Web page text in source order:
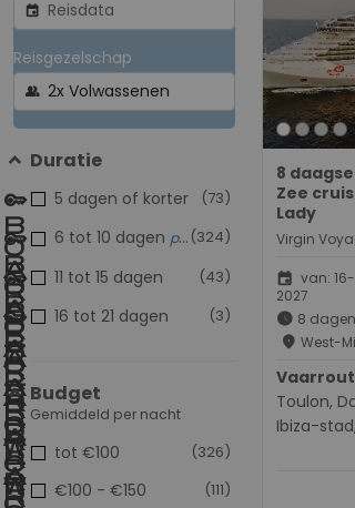
event
Reisgezelschap
group
Duratie
(73)
5 dagen of korter
(324)
6 tot 10 dagen populair
(43)
11 tot 15 dagen
(3)
16 tot 21 dagen
Budget
Gemiddeld per nacht
(326)
tot €100
(111)
€100 - €150
8
Zee
Lady
Virgin
event van:
2027
schedule 8 dagen
place West-
Toulon,
Ibiza-